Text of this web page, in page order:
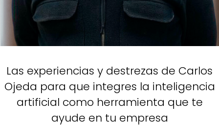
Las experiencias y destrezas de Carlos
Ojeda para que integres la inteligencia
artificial como herramienta que te
ayude en tu empresa